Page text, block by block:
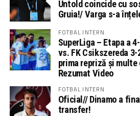
Untold coincide cu
Gruia!/ Varga s-a
FOTBAL INTERN
SuperLiga – Etapa a
vs. FK Csikszereda
prima repriză și
Rezumat Video
FOTBAL INTERN
Oficial// Dinamo a
transfer!